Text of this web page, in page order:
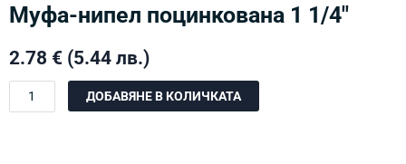
Муфа-нипел поцинкованa 1 1/4″
2.78 € (5.44 лв.)
количество
за
ДОБАВЯНЕ В КОЛИЧКАТА